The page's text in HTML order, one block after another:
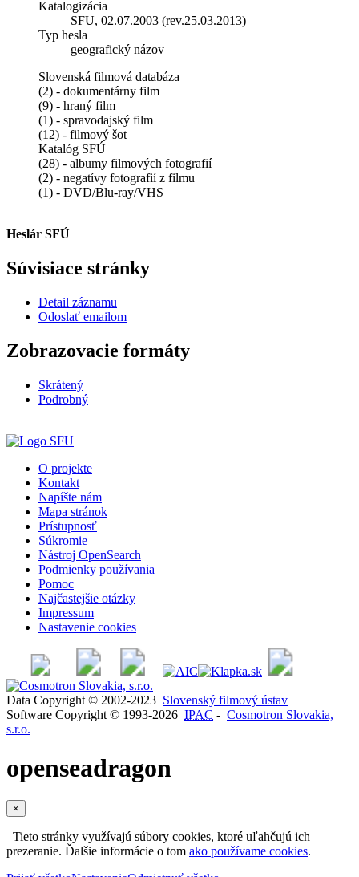
Katalogizácia
SFU, 02.07.2003 (rev.25.03.2013)
Typ hesla
geografický názov
Slovenská filmová databáza
(2) - dokumentárny film
(9) - hraný film
(1) - spravodajský film
(12) - filmový šot
Katalóg SFÚ
(28) - albumy filmových fotografií
(2) - negatívy fotografií z filmu
(1) - DVD/Blu-ray/VHS
Heslár SFÚ
Súvisiace stránky
Detail záznamu
Odoslať emailom
Zobrazovacie formáty
Skrátený
Podrobný
O projekte
Kontakt
Napíšte nám
Mapa stránok
Prístupnosť
Súkromie
Nástroj OpenSearch
Podmienky používania
Pomoc
Najčastejšie otázky
Impressum
Nastavenie cookies
Data Copyright © 2002-2023 Slovenský filmový ústav
Software Copyright © 1993-2026 IPAC - Cosmotron Slovakia,
s.r.o.
openseadragon
×
Tieto stránky využívajú súbory cookies, ktoré uľahčujú ich
prezeranie. Ďalšie informácie o tom ako používame cookies.